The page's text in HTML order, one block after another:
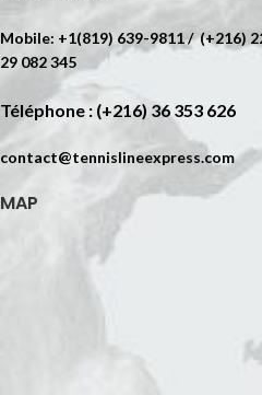
Mobile: +1(819) 639-9811 / (+216)
29 082 345
Téléphone : (+216) 36 353 626
contact@tennislineexpress.com
MAP